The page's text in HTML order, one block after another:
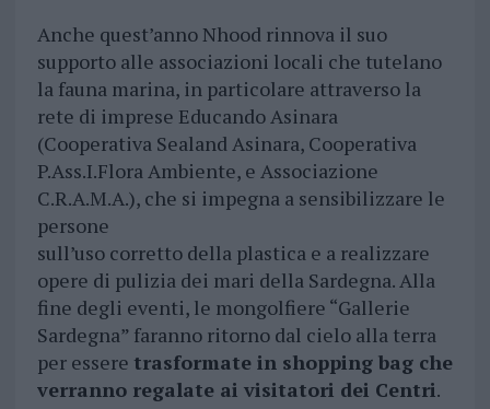
Anche quest’anno Nhood rinnova il suo
supporto alle associazioni locali che tutelano
la fauna marina, in particolare attraverso la
rete di imprese Educando Asinara
(Cooperativa Sealand Asinara, Cooperativa
P.Ass.I.Flora Ambiente, e Associazione
C.R.A.M.A.), che si impegna a sensibilizzare le
persone
sull’uso corretto della plastica e a realizzare
opere di pulizia dei mari della Sardegna. Alla
fine degli eventi, le mongolfiere “Gallerie
Sardegna” faranno ritorno dal cielo alla terra
per essere trasformate in shopping bag che
verranno regalate ai visitatori dei Centri.